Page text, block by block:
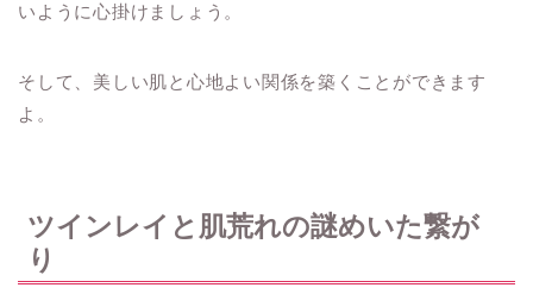
いように心掛けましょう。
そして、美しい肌と心地よい関係を築くことができます
よ。
ツインレイと肌荒れの謎めいた繋が
り